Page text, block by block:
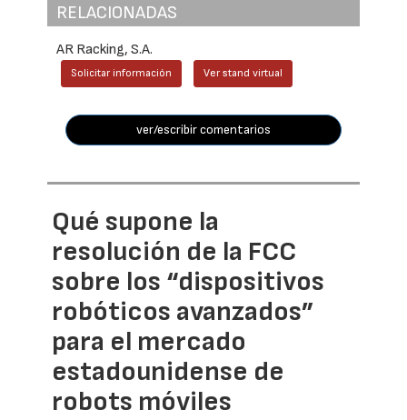
RELACIONADAS
AR Racking, S.A.
Solicitar información Ver stand virtual
ver/escribir comentarios
Qué supone la
resolución de la FCC
sobre los “dispositivos
robóticos avanzados”
para el mercado
estadounidense de
robots móviles